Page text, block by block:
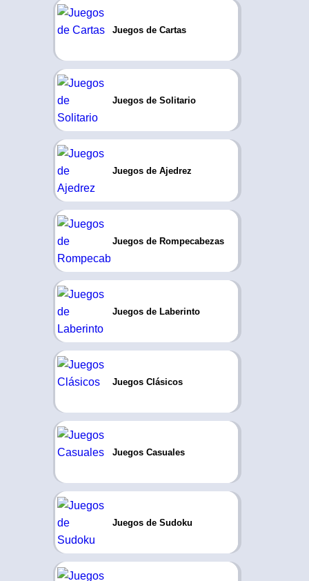
Juegos de Cartas
Juegos de Solitario
Juegos de Ajedrez
Juegos de Rompecabezas
Juegos de Laberinto
Juegos Clásicos
Juegos Casuales
Juegos de Sudoku